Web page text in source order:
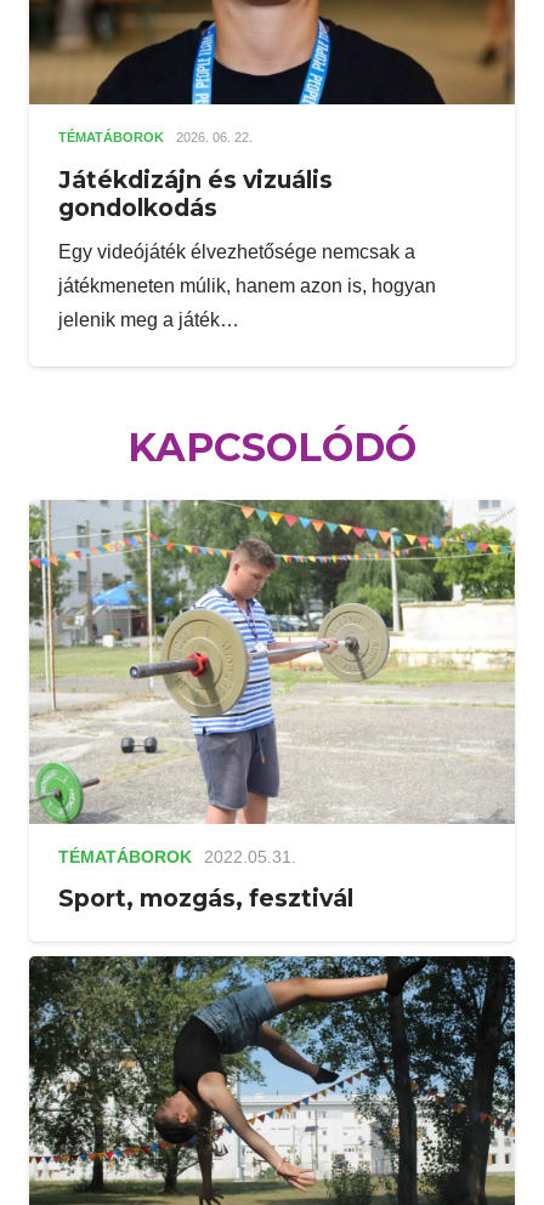
TÉMATÁBOROK 2026. 06. 22.
Játékdizájn és vizuális
gondolkodás
Egy videójáték élvezhetősége nemcsak a
játékmeneten múlik, hanem azon is, hogyan
jelenik meg a játék…
KAPCSOLÓDÓ
TÉMATÁBOROK 2022.05.31.
Sport, mozgás, fesztivál